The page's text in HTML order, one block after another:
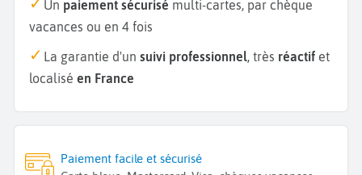
Un paiement sécurisé multi-cartes, par chèque
vacances ou en 4 fois
La garantie d'un suivi professionnel, très réactif et
localisé en France
Paiement facile et sécurisé